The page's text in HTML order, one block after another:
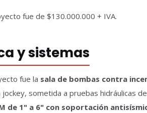
fue de $130.000.000 + IVA.
y sistemas
fue la sala de bombas contra
sometida a pruebas hidráulicas
de 1" a 6" con soportación